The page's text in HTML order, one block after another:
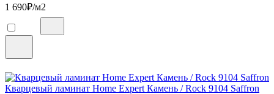
1 690₽/м2
Кварцевый ламинат Home Expert Камень / Rock 9104 Saffron